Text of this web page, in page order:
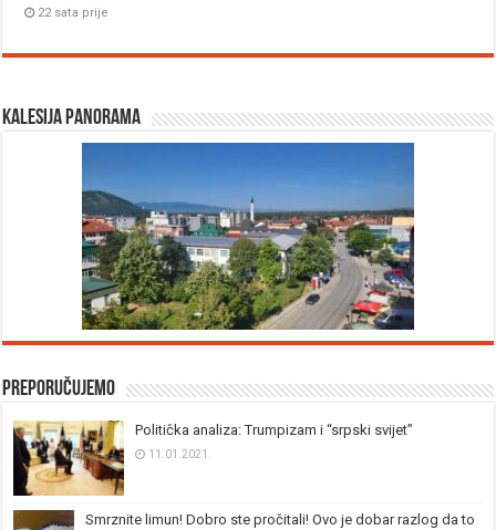
22 sata prije
Kalesija panorama
Preporučujemo
Politička analiza: Trumpizam i “srpski svijet”
11.01.2021.
Smrznite limun! Dobro ste pročitali! Ovo je dobar razlog da to